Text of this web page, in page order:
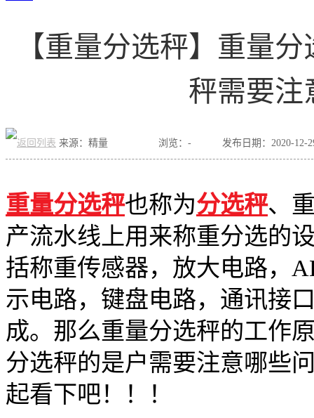
【重量分选秤】重量
秤需要注
来源：精量 浏览： - 发布日期：2020-12-
重量分选秤也称为分选秤、
产流水线上用来称重分选的
括称重传感器，放大电路，
示电路，键盘电路，通讯接
成。那么重量分选秤的工作
分选秤的是户需要注意哪些
起看下吧！！！